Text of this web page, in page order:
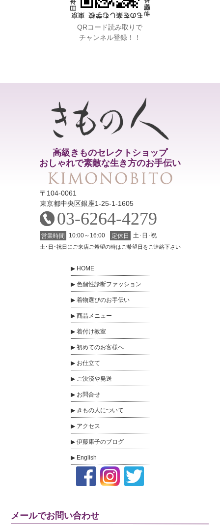
QRコード読み取りで
チャンネル登録！！
高級きものセレクトショップ
おしゃれで素敵な生き方のお手伝い
〒104-0061
東京都中央区銀座1-25-1-1605
03-6264-4279
営業時間 10:00～16:00 定休日 土･日･祝
土･日･祝日にご来店ご希望の時はご希望日をご連絡下さい
HOME
色個性診断ファッション
着物選びのお手伝い
商品メニュー
着付け教室
初めてのお客様へ
お仕立て
ご決済や発送
お問合せ
きもの人について
アクセス
伊藤康子のブログ
English
メールでお問い合わせ